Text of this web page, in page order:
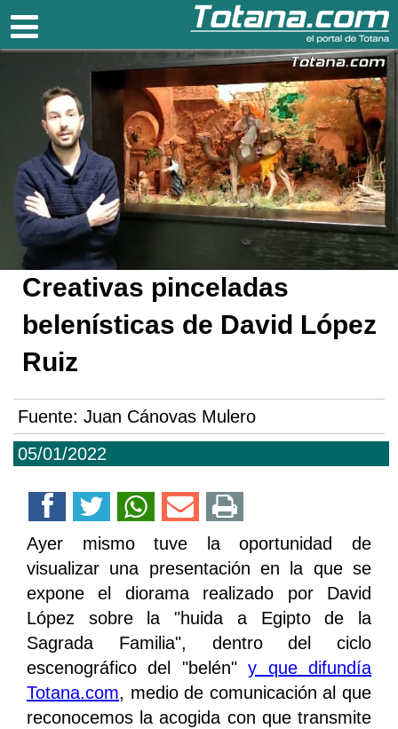
Totana.com
05/01/2022
Creativas pinceladas
belenísticas de David López
Ruiz
Fuente: Juan Cánovas Mulero
Ayer mismo tuve la oportunidad de
visualizar una presentación en la que se
expone el diorama realizado por David
López sobre la "huida a Egipto de la
Sagrada Familia", dentro del ciclo
escenográfico del "belén"y que difundía
Totana.com, medio de comunicación al que
reconocemos la acogida con que transmite